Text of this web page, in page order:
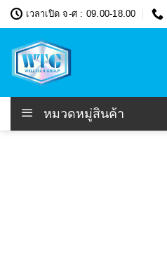
Skip
to
content
เวลาเปิด จ-ศ : 09.00-18.00
หมวดหมู่สินค้า